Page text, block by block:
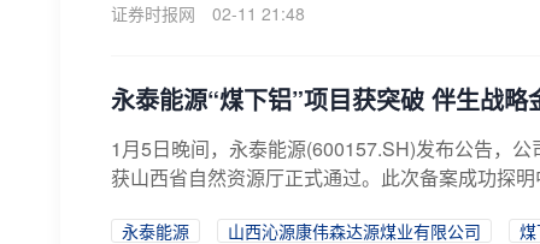
证券时报网
02-11 21:48
永泰能源“煤下铝”项目获突破 伴生战
1月5日晚间，永泰能源(600157.SH)发布公告，
获山西省自然资源厅正式通过。此次备案成功探
永泰能源 山西沁源康伟森达源煤业有限公司